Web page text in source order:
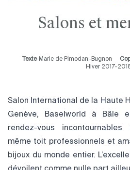
Salons et
Texte Marie de Pimodan-Bugnon
Hiver 2017-
Salon International de la Haute
Genève, Baselworld à Bâle
rendez-vous
même toit professionnels et
bijoux du monde entier.